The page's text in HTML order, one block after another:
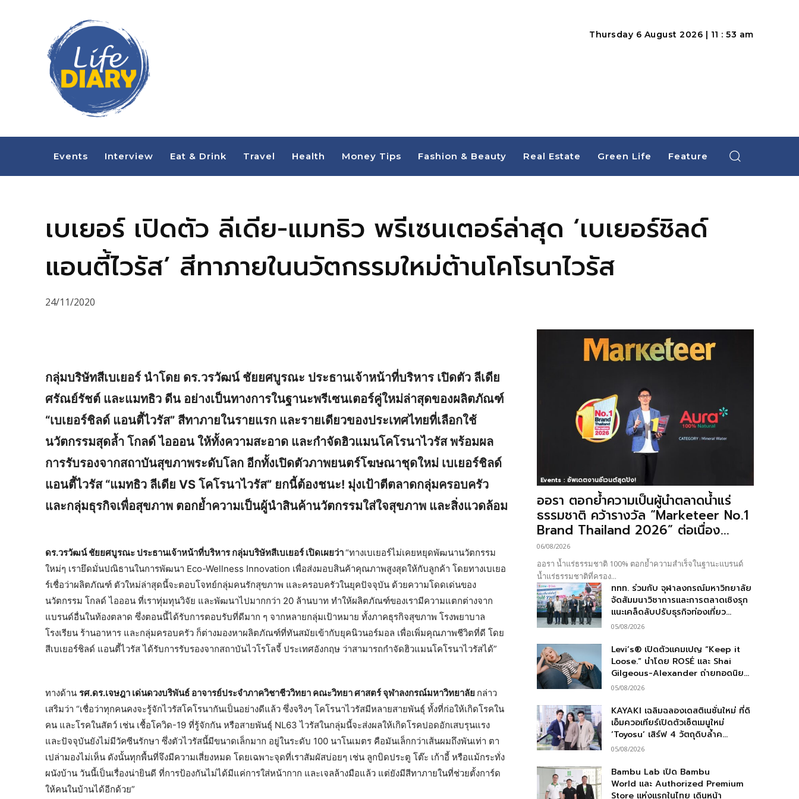
Thursday 6 August 2026 | 11 : 53 am
Events Interview Eat & Drink Travel Health Money Tips Fashion & Beauty Real Estate Green Life Feature
เบเยอร์ เปิดตัว ลีเดีย-แมทธิว พรีเซนเตอร์ล่าสุด ‘เบเยอร์ชิลด์
แอนตี้ไวรัส’ สีทาภายในนวัตกรรมใหม่ต้านโคโรนาไวรัส
24/11/2020
กลุ่มบริษัทสีเบเยอร์ นำโดย ดร.วรวัฒน์ ชัยยศบูรณะ ประธานเจ้าหน้าที่บริหาร เปิดตัว ลีเดีย
ศรัณย์รัชต์ และแมทธิว ดีน อย่างเป็นทางการในฐานะพรีเซนเตอร์คู่ใหม่ล่าสุดของผลิตภัณฑ์
“เบเยอร์ชิลด์ แอนตี้ไวรัส” สีทาภายในรายแรก และรายเดียวของประเทศไทยที่เลือกใช้
นวัตกรรมสุดล้ำ โกลด์ ไอออน ให้ทั้งความสะอาด และกำจัดฮิวแมนโคโรนาไวรัส พร้อมผล
การรับรองจากสถาบันสุขภาพระดับโลก อีกทั้งเปิดตัวภาพยนตร์โฆษณาชุดใหม่ เบเยอร์ชิลด์
แอนตี้ไวรัส “แมทธิว ลีเดีย VS โคโรนาไวรัส” ยกนี้ต้องชนะ! มุ่งเป้าตีตลาดกลุ่มครอบครัว
และกลุ่มธุรกิจเพื่อสุขภาพ ตอกย้ำความเป็นผู้นำสินค้านวัตกรรมใส่ใจสุขภาพ และสิ่งแวดล้อม
ดร.วรวัฒน์ ชัยยศบูรณะ ประธานเจ้าหน้าที่บริหาร กลุ่มบริษัทสีเบเยอร์ เปิดเผยว่า“ทางเบเยอร์ไม่เคยหยุดพัฒนานวัตกรรม
ใหม่ๆ เรายึดมั่นปณิธานในการพัฒนา Eco-Wellness Innovation เพื่อส่งมอบสินค้าคุณภาพสูงสุดให้กับลูกค้า โดยทางเบเยอ
ร์เชื่อว่าผลิตภัณฑ์ ตัวใหม่ล่าสุดนี้จะตอบโจทย์กลุ่มคนรักสุขภาพ และครอบครัวในยุคปัจจุบัน ด้วยความโดดเด่นของ
นวัตกรรม โกลด์ ไอออน ที่เราทุ่มทุนวิจัย และพัฒนาไปมากกว่า 20 ล้านบาท ทำให้ผลิตภัณฑ์ของเรามีความแตกต่างจาก
แบรนด์อื่นในท้องตลาด ซึ่งตอนนี้ได้รับการตอบรับที่ดีมาก ๆ จากหลายกลุ่มเป้าหมาย ทั้งภาคธุรกิจสุขภาพ โรงพยาบาล
โรงเรียน ร้านอาหาร และกลุ่มครอบครัว ก็ต่างมองหาผลิตภัณฑ์ที่ทันสมัยเข้ากับยุคนิวนอร์มอล เพื่อเพิ่มคุณภาพชีวิตที่ดี โดย
สีเบเยอร์ชิลด์ แอนตี้ไวรัส ได้รับการรับรองจากสถาบันไวโรโลจี้ ประเทศอังกฤษ ว่าสามารถกำจัดฮิวแมนโคโรนาไวรัสได้”
ทางด้าน รศ.ดร.เจษฎา เด่นดวงบริพันธ์ อาจารย์ประจำภาควิชาชีววิทยา คณะวิทยา ศาสตร์ จุฬาลงกรณ์มหาวิทยาลัย กล่าว
เสริมว่า “เชื่อว่าทุกคนคงจะรู้จักไวรัสโคโรนากันเป็นอย่างดีแล้ว ซึ่งจริงๆ โคโรนาไวรัสมีหลายสายพันธุ์ ทั้งที่ก่อให้เกิดโรคใน
คน และโรคในสัตว์ เช่น เชื้อโควิด-19 ที่รู้จักกัน หรือสายพันธุ์ NL63 ไวรัสในกลุ่มนี้จะส่งผลให้เกิดโรคปอดอักเสบรุนแรง
และปัจจุบันยังไม่มีวัคซีนรักษา ซึ่งตัวไวรัสนี้มีขนาดเล็กมาก อยู่ในระดับ 100 นาโนเมตร คือมันเล็กกว่าเส้นผมถึงพันเท่า ตา
เปล่ามองไม่เห็น ดังนั้นทุกพื้นที่จึงมีความเสี่ยงหมด โดยเฉพาะจุดที่เราสัมผัสบ่อยๆ เช่น ลูกบิดประตู โต๊ะ เก้าอี้ หรือแม้กระทั่ง
ผนังบ้าน วันนี้เป็นเรื่องน่ายินดี ที่การป้องกันไม่ได้มีแค่การใส่หน้ากาก และเจลล้างมือแล้ว แต่ยังมีสีทาภายในที่ช่วยตั้งการ์ด
ให้คนในบ้านได้อีกด้วย”
Events : อัพเดตงานอีเวนต์สุดปัง!
ออรา ตอกย้ำความเป็นผู้นำตลาดน้ำแร่
ธรรมชาติ คว้ารางวัล “Marketeer No.1
Brand Thailand 2026” ต่อเนื่อง...
06/08/2026
ออรา น้ำแร่ธรรมชาติ 100% ตอกย้ำความสำเร็จในฐานะแบรนด์
น้ำแร่ธรรมชาติที่ครอง...
ททท. ร่วมกับ จุฬาลงกรณ์มหาวิทยาลัย
จัดสัมมนาวิชาการและการตลาดเชิงรุก
แนะเคล็ดลับปรับธุรกิจท่องเที่ยว...
05/08/2026
Levi’s® เปิดตัวแคมเปญ “Keep it
Loose.” นำโดย ROSÉ และ Shai
Gilgeous-Alexander ถ่ายทอดนิย...
05/08/2026
KAYAKI เฉลิมฉลองเดสติเนชั่นใหม่ ที่ดิ
เอ็มควอเทียร์เปิดตัวเซ็ตเมนูใหม่
‘Toyosu’ เสิร์ฟ 4 วัตถุดิบล้ำค...
05/08/2026
Bambu Lab เปิด Bambu
World และ Authorized Premium
Store แห่งแรกในไทย เดินหน้า